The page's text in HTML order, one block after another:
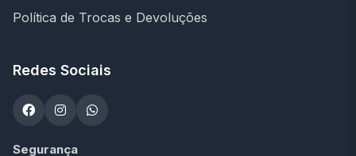
Política de Trocas e Devoluções
Redes Sociais
Segurança